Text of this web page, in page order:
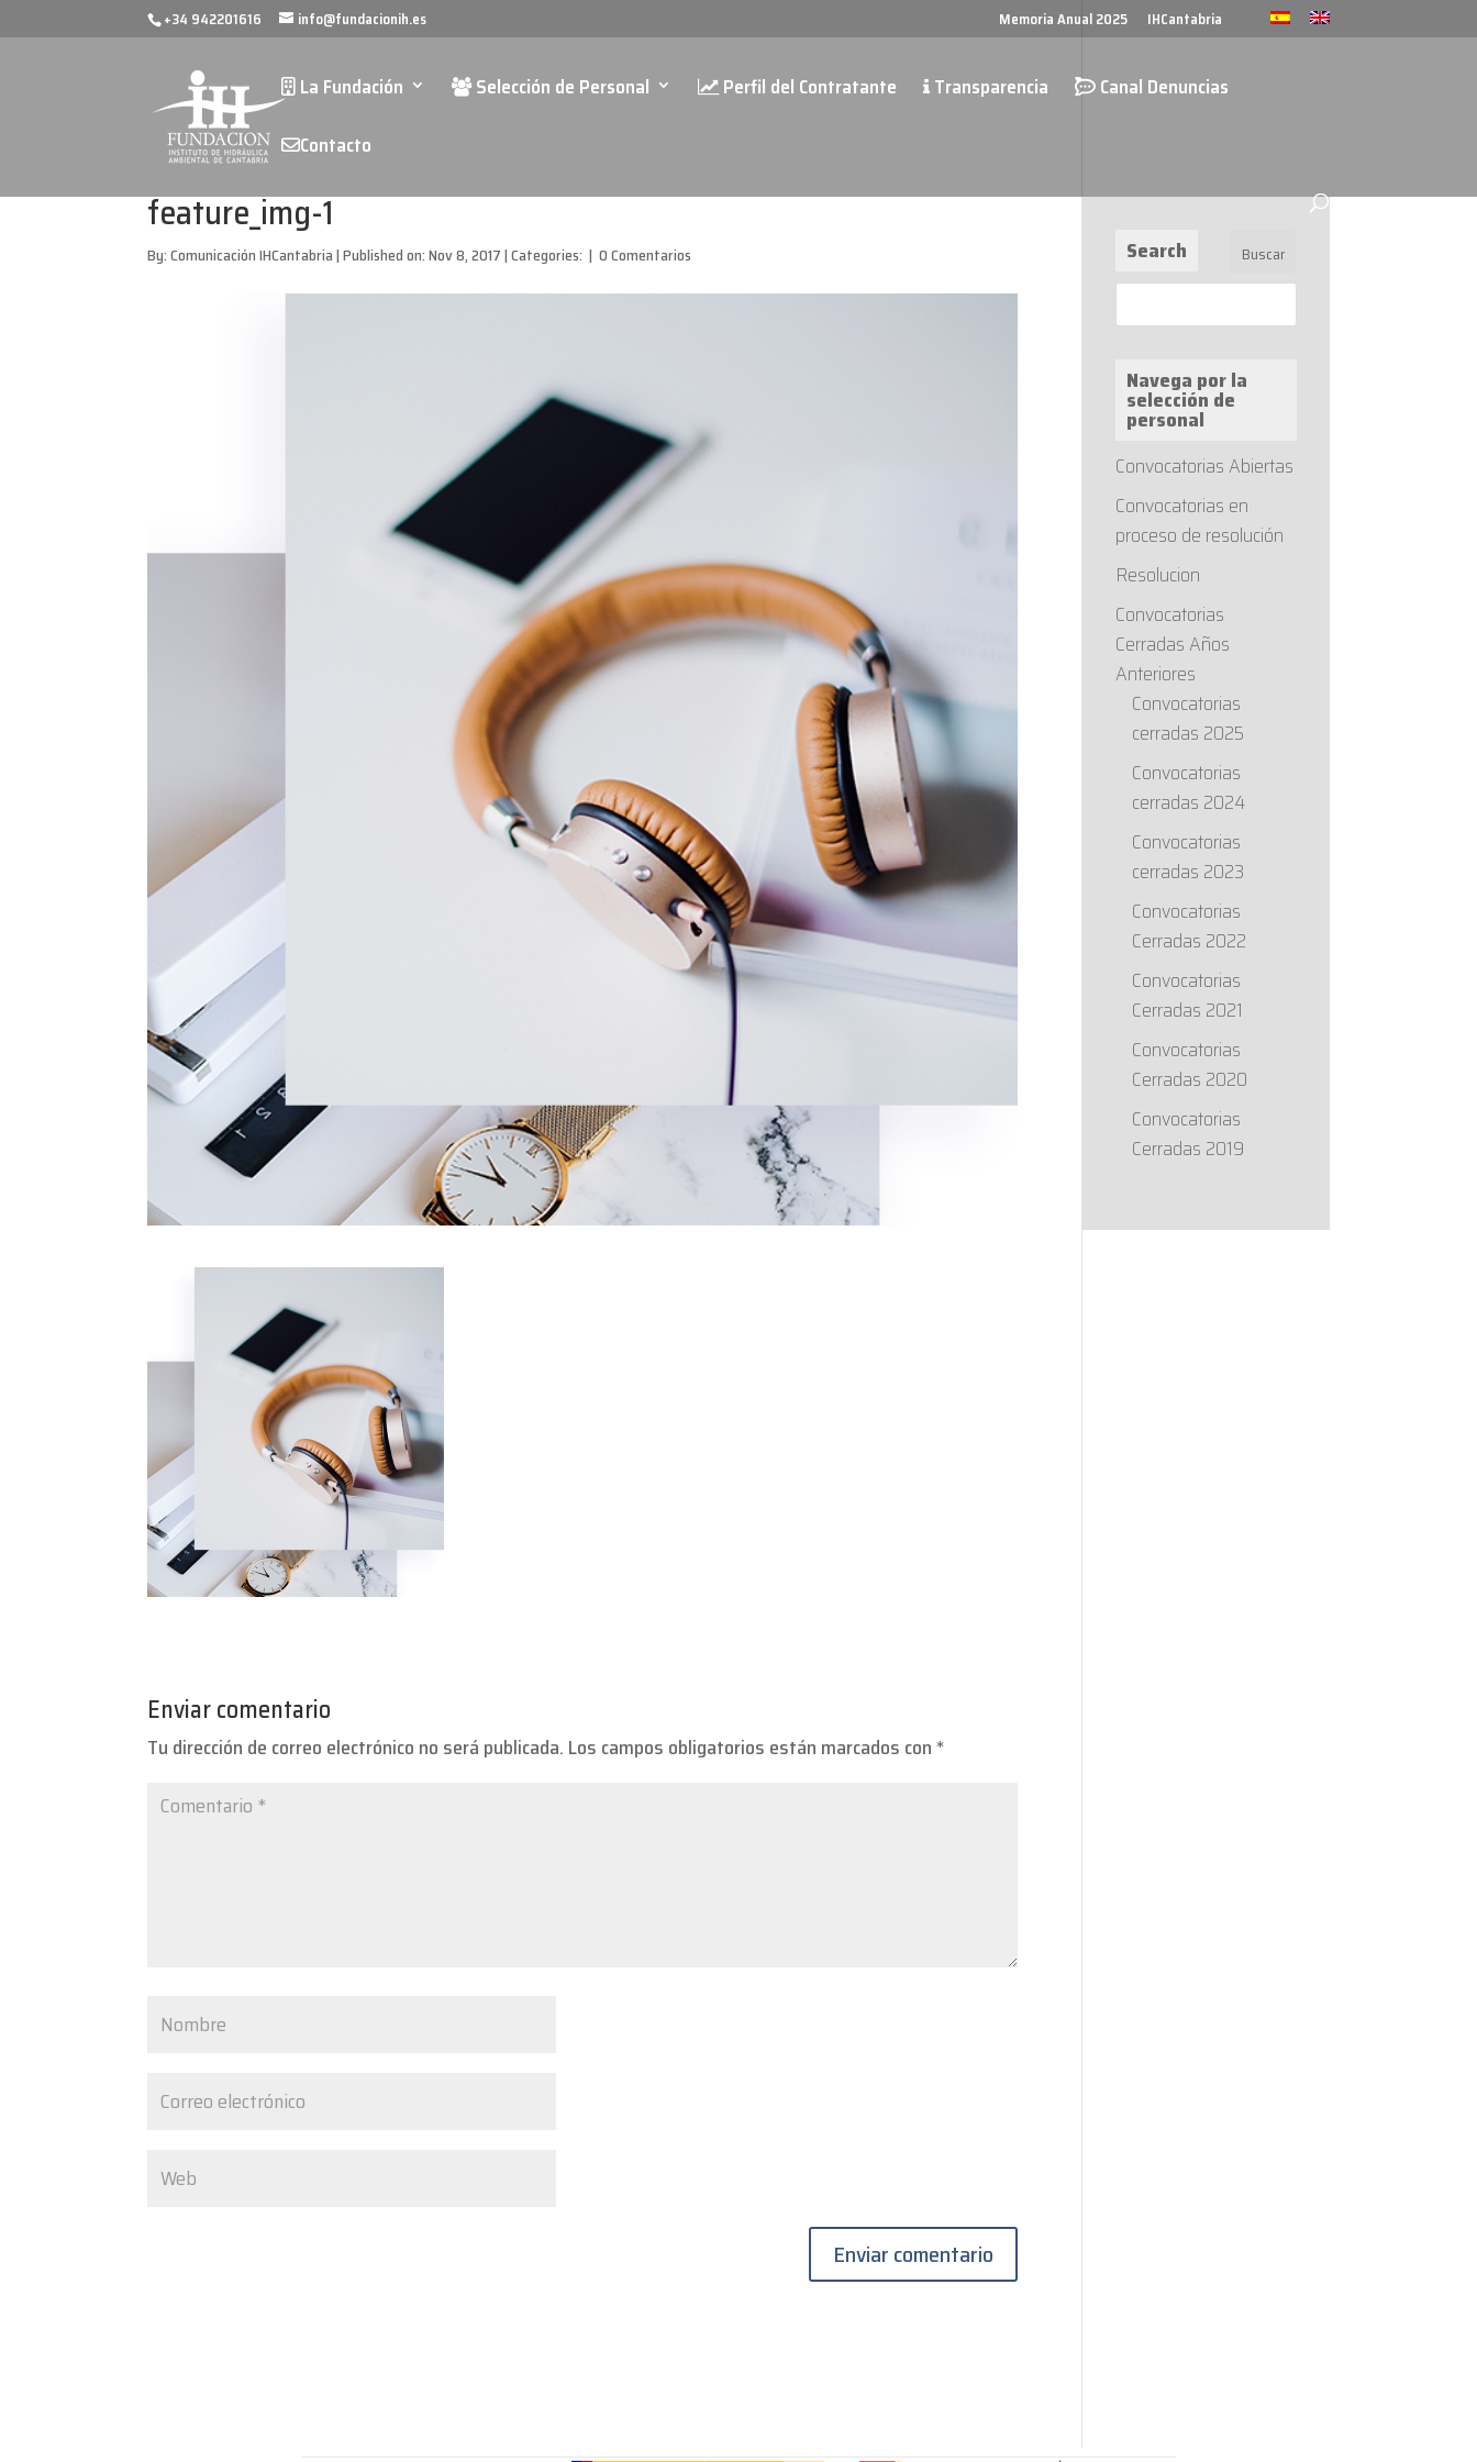
+34 942201616 info@fundacionih.es Memoria Anual 2025 IHCantabria
La Fundación Selección de Personal Perfil del Contratante Transparencia Canal Denuncias
Contacto
feature_img-1
By:Comunicación IHCantabria | Published on: Nov 8, 2017 | Categories: | 0 Comentarios
Enviar comentario
Tu dirección de correo electrónico no será publicada. Los campos obligatorios están marcados con*
Search
Navega por la
selección de
personal
Convocatorias Abiertas
Convocatorias en
proceso de resolución
Resolucion
Convocatorias
Cerradas Años
Anteriores
Convocatorias
cerradas 2025
Convocatorias
cerradas 2024
Convocatorias
cerradas 2023
Convocatorias
Cerradas 2022
Convocatorias
Cerradas 2021
Convocatorias
Cerradas 2020
Convocatorias
Cerradas 2019